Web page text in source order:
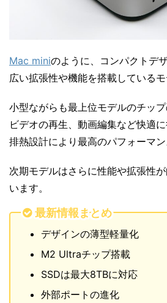
Mac miniのように、コンパクトデ
広い拡張性や機能を搭載しているモ
小型ながらも最上位モデルのチッ
ビデオの再生、動画編集など快適
排熱設計により最高のパフォーマン
次期モデルはさらに性能や拡張性
います。
最新情報まとめ
デザインの薄型軽量化
M2 Ultraチップ搭載
SSDは最大8TBに対応
外部ポートの進化